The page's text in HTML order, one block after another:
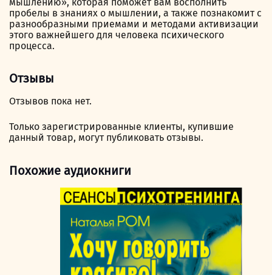
пробелы в знаниях о мышлении, а также познакомит с
разнообразными приемами и методами активизации
этого важнейшего для человека психического
процесса.
Отзывы
Отзывов пока нет.
Только зарегистрированные клиенты, купившие
данный товар, могут публиковать отзывы.
Похожие аудиокниги